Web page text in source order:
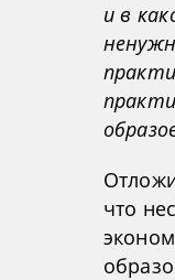
и в
что